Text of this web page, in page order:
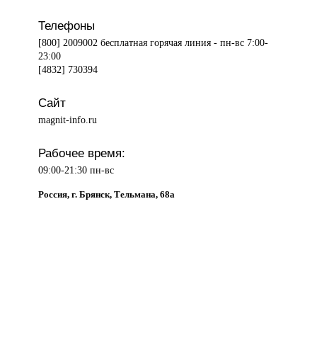
Телефоны
[800] 2009002 бесплатная горячая линия - пн-вс 7:00-
23:00
[4832] 730394
Сайт
magnit-info.ru
Рабочее время:
09:00-21:30 пн-вс
Россия, г. Брянск, Тельмана, 68а